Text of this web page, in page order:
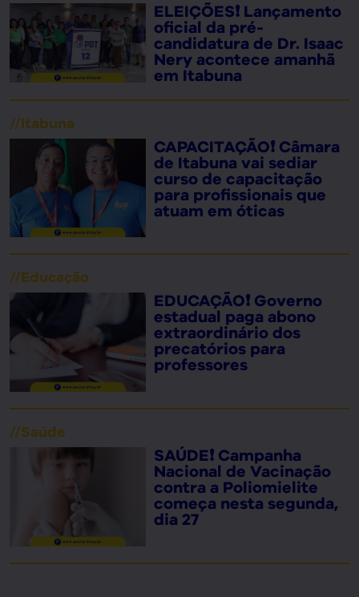
ELEIÇÕES❗ Lançamento
oficial da pré-
candidatura de Dr. Isaac
Nery acontece amanhã
em Itabuna
//Itabuna
CAPACITAÇÃO❗ Câmara
de Itabuna vai sediar
curso de capacitação
para profissionais que
atuam em óticas
//Educação
EDUCAÇÃO❗ Governo
estadual paga abono
extraordinário dos
precatórios para
professores
//Saúde
SAÚDE❗ Campanha
Nacional de Vacinação
contra a Poliomielite
começa nesta segunda,
dia 27